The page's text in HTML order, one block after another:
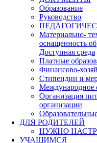
Образование
Руководство
Материально-
оснащенность
Доступная среда
Платные
Финансово-
Стипендии и
Международное
Организация
организации
ДЛЯ РОДИТЕЛЕЙ
НУЖНО
УЧАЩИМСЯ